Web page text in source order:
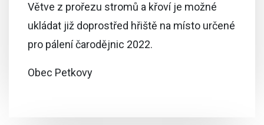
Větve z prořezu stromů a křoví je možné
ukládat již doprostřed hřiště na místo určené
pro pálení čarodějnic 2022.
Obec Petkovy